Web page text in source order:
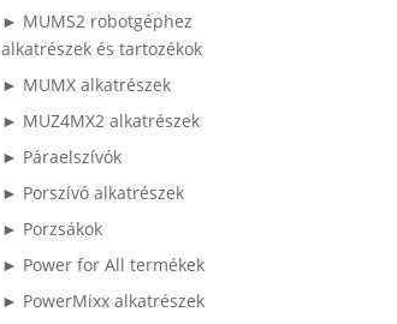
► MUMS2 robotgéphez
alkatrészek és tartozékok
► MUMX alkatrészek
► MUZ4MX2 alkatrészek
► Páraelszívók
► Porszívó alkatrészek
► Porzsákok
► Power for All termékek
► PowerMixx alkatrészek